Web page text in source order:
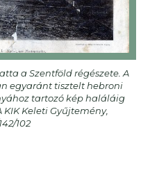
a Szentföld régészete. A
egyaránt tisztelt hebroni
tartozó kép haláláig
Keleti Gyűjtemény,
102